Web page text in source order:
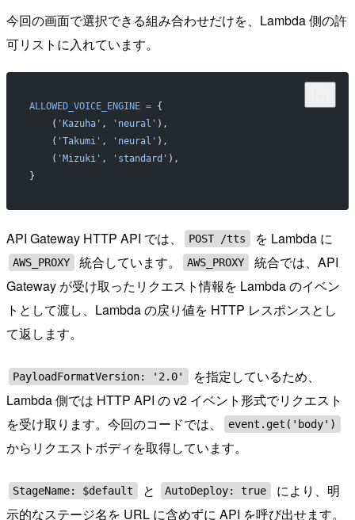
今回の画面で選択できる組み合わせだけを、Lambda 側の許
可リストに入れています。
ALLOWED_VOICE_ENGINE = {
    (
'Kazuha' , 'neural' ),
    (
'Takumi' , 'neural' ),
    (
'Mizuki' , 'standard' ),
}
API Gateway HTTP API では、 POST /tts を Lambda に
AWS_PROXY 統合しています。 AWS_PROXY
統合では、API
Gateway が受け取ったリクエスト情報を Lambda のイベン
トとして渡し、Lambda の戻り値を HTTP レスポンスとし
て返します。
PayloadFormatVersion: '2.0'
を指定しているため、
Lambda 側では HTTP API の v2 イベント形式でリクエスト
を受け取ります。今回のコードでは、
event.get('body')
からリクエストボディを取得しています。
StageName: $default と AutoDeploy: true
により、明
示的なステージ名を URL に含めずに API を呼び出せます。